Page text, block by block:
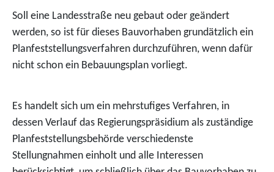
Soll eine Landesstraße neu gebaut oder geändert
werden, so ist für dieses Bauvorhaben grundätzlich ein
Planfeststellungsverfahren durchzuführen, wenn dafür
nicht schon ein Bebauungsplan vorliegt.
Es handelt sich um ein mehrstufiges Verfahren, in
dessen Verlauf das Regierungspräsidium als zuständige
Planfeststellungsbehörde verschiedenste
Stellungnahmen einholt und alle Interessen